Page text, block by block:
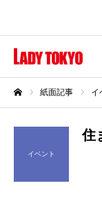
紙面記事 イ
イベント
住